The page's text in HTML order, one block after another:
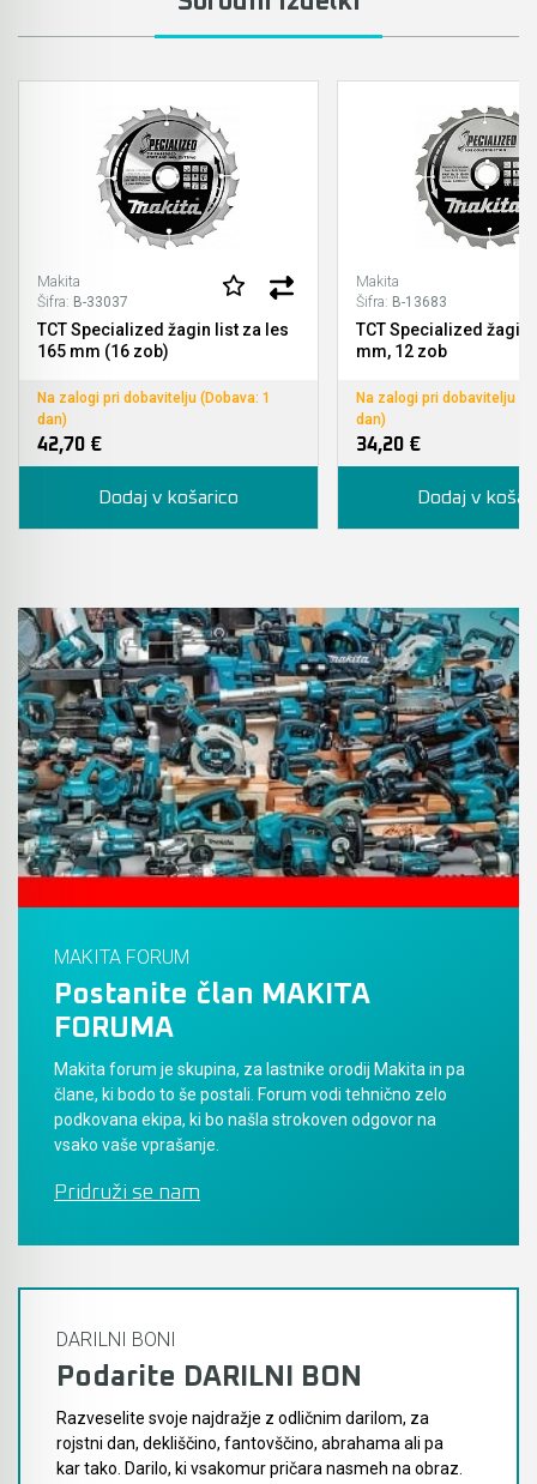
Makita
Šifra: B-33037
TCT Specialized žagin list za les
165 mm (16 zob)
Na zalogi pri dobavitelju (Dobava: 1
dan)
42,70 €
Dodaj v košarico
Makita
Šifra: B-13683
TCT Specialized žagin
mm, 12 zob
Na zalogi pri dobavitelju
dan)
34,20 €
Dodaj v
MAKITA FORUM
Postanite član MAKITA
FORUMA
Makita forum je skupina, za lastnike orodij Makita in pa
člane, ki bodo to še postali. Forum vodi tehnično zelo
podkovana ekipa, ki bo našla strokoven odgovor na
vsako vaše vprašanje.
Pridruži se nam
DARILNI BONI
Podarite DARILNI BON
Razveselite svoje najdražje z odličnim darilom, za
rojstni dan, dekliščino, fantovščino, abrahama ali pa
kar tako. Darilo, ki vsakomur pričara nasmeh na obraz.
Akumulatorska mikrovalovna pečica
Akumulatorski čistilniki